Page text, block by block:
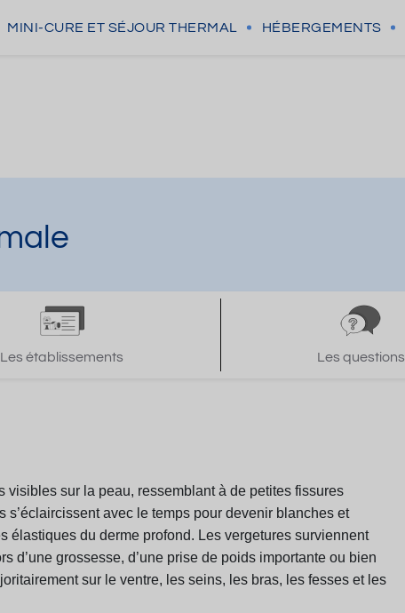
MINI-CURE ET SÉJOUR THERMAL HÉBERGEMENTS
Les établissements Les questions
visibles sur la peau, ressemblant à de petites fissures
s’éclaircissent avec le temps pour devenir blanches et
élastiques du derme profond. Les vergetures surviennent
d’une grossesse, d’une prise de poids importante ou bien
sur le ventre, les seins, les bras, les fesses et les